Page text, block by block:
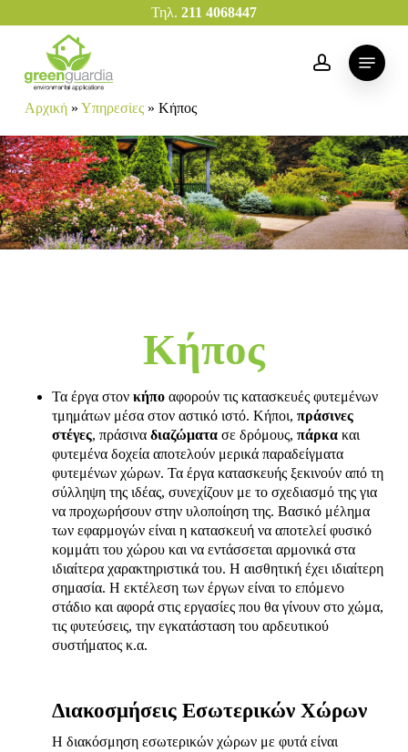
to
Τηλ. 211 4068447
account
Menu
Αρχική» Υπηρεσίες» Κήπος
Κήπος
Τα έργα στον κήποαφορούν τις κατασκευές φυτεμένων
τμημάτων μέσα στον αστικό ιστό. Κήποι, πράσινες
στέγες, πράσινα διαζώματασε δρόμους, πάρκακαι
φυτεμένα δοχεία αποτελούν μερικά παραδείγματα
φυτεμένων χώρων. Τα έργα κατασκευής ξεκινούν από τη
σύλληψη της ιδέας, συνεχίζουν με το σχεδιασμό της για
να προχωρήσουν στην υλοποίηση της. Βασικό μέλημα
των εφαρμογών είναι η κατασκευή να αποτελεί φυσικό
κομμάτι του χώρου και να εντάσσεται αρμονικά στα
ιδιαίτερα χαρακτηριστικά του. Η αισθητική έχει ιδιαίτερη
σημασία. Η εκτέλεση των έργων είναι το επόμενο
στάδιο και αφορά στις εργασίες που θα γίνουν στο χώμα,
τις φυτεύσεις, την εγκατάσταση του αρδευτικού
συστήματος κ.α.
Διακοσμήσεις Εσωτερικών Χώρων
Η διακόσμηση εσωτερικών χώρων με φυτά είναι